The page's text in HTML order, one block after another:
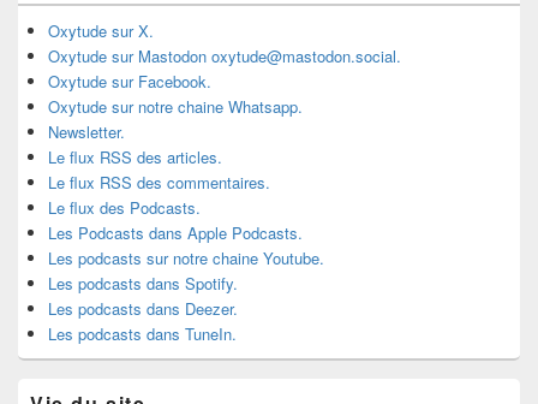
Oxytude sur X.
Oxytude sur Mastodon oxytude@mastodon.social.
Oxytude sur Facebook.
Oxytude sur notre chaine Whatsapp.
Newsletter.
Le flux RSS des articles.
Le flux RSS des commentaires.
Le flux des Podcasts.
Les Podcasts dans Apple Podcasts.
Les podcasts sur notre chaine Youtube.
Les podcasts dans Spotify.
Les podcasts dans Deezer.
Les podcasts dans TuneIn.